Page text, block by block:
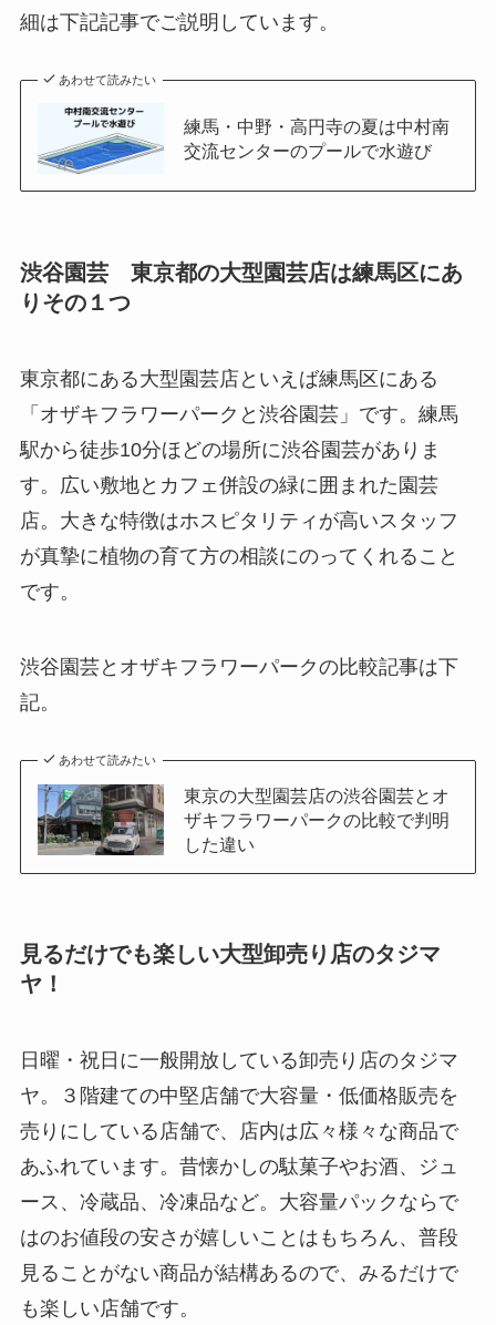
細は下記記事でご説明しています。
あわせて読みたい
練馬・中野・高円寺の夏は中村南
交流センターのプールで水遊び
渋谷園芸 東京都の大型園芸店は練馬区にあ
りその１つ
東京都にある大型園芸店といえば練馬区にある
「オザキフラワーパークと渋谷園芸」です。練馬
駅から徒歩10分ほどの場所に渋谷園芸がありま
す。広い敷地とカフェ併設の緑に囲まれた園芸
店。大きな特徴はホスピタリティが高いスタッフ
が真摯に植物の育て方の相談にのってくれること
です。
渋谷園芸とオザキフラワーパークの比較記事は下
記。
あわせて読みたい
東京の大型園芸店の渋谷園芸とオ
ザキフラワーパークの比較で判明
した違い
見るだけでも楽しい大型卸売り店のタジマ
ヤ！
日曜・祝日に一般開放している卸売り店のタジマ
ヤ。３階建ての中堅店舗で大容量・低価格販売を
売りにしている店舗で、店内は広々様々な商品で
あふれています。昔懐かしの駄菓子やお酒、ジュ
ース、冷蔵品、冷凍品など。大容量パックならで
はのお値段の安さが嬉しいことはもちろん、普段
見ることがない商品が結構あるので、みるだけで
も楽しい店舗です。